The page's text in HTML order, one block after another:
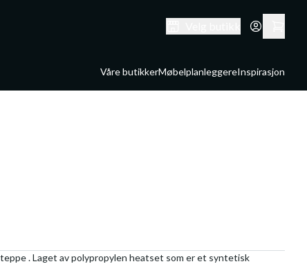
Våre butikkerMøbelplanleggereInspirasjon
. Laget av polypropylen heatset som er et syntetisk